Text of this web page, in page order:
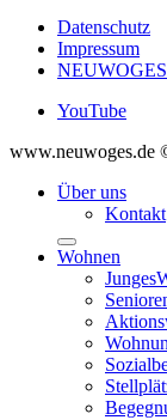
Datenschutz
Impressum
YouTube
www.neuwoges.de
Über uns
Kontakt
Wohnen